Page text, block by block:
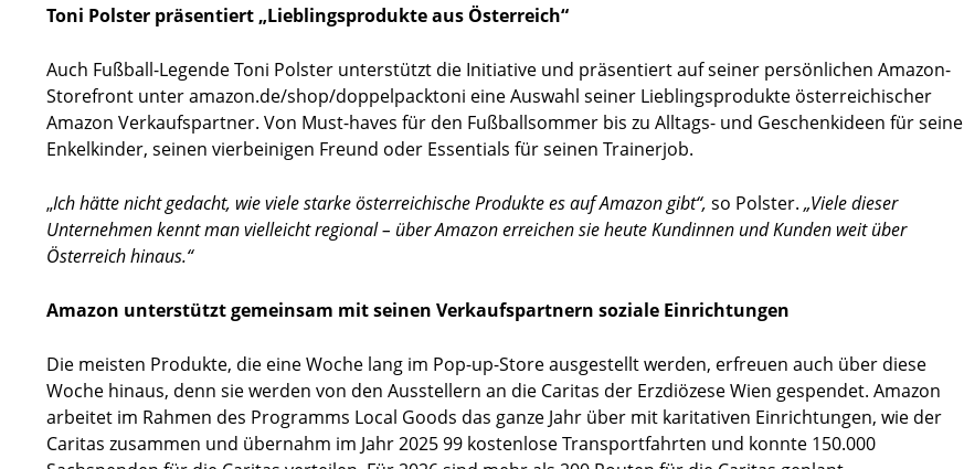
Toni Polster präsentiert „Lieblingsprodukte aus Österreich“
Auch Fußball-Legende Toni Polster unterstützt die Initiative und präsentiert auf seiner persönlichen Amazon-
Storefront unter amazon.de/shop/doppelpacktoni eine Auswahl seiner Lieblingsprodukte österreichischer
Amazon Verkaufspartner. Von Must-haves für den Fußballsommer bis zu Alltags- und Geschenkideen für seine
Enkelkinder, seinen vierbeinigen Freund oder Essentials für seinen Trainerjob.
„Ich hätte nicht gedacht, wie viele starke österreichische Produkte es auf Amazon gibt“, so Polster. „Viele dieser
Unternehmen kennt man vielleicht regional – über Amazon erreichen sie heute Kundinnen und Kunden weit über
Österreich hinaus.“
Amazon unterstützt gemeinsam mit seinen Verkaufspartnern soziale Einrichtungen
Die meisten Produkte, die eine Woche lang im Pop-up-Store ausgestellt werden, erfreuen auch über diese
Woche hinaus, denn sie werden von den Ausstellern an die Caritas der Erzdiözese Wien gespendet. Amazon
arbeitet im Rahmen des Programms Local Goods das ganze Jahr über mit karitativen Einrichtungen, wie der
Caritas zusammen und übernahm im Jahr 2025 99 kostenlose Transportfahrten und konnte 150.000